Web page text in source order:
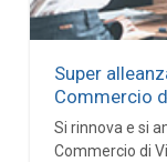
Super
Commercio
Si rinnova e si
Commercio di